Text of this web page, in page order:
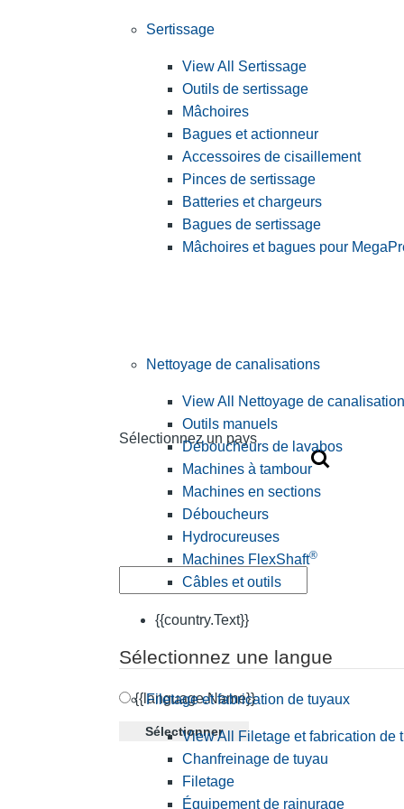
Sélectionnez un pays
{{country.Text}}
Sélectionnez une langue
{{language.Name}}
Sélectionner
Sertissage
View All Sertissage
Outils de sertissage
Mâchoires
Bagues et actionneur
Accessoires de cisaillement
Pinces de sertissage
Batteries et chargeurs
Bagues de sertissage
Mâchoires et bagues pour
Nettoyage de canalisations
View All Nettoyage de
Outils manuels
Déboucheurs de lavabos
Machines à tambour
Machines en sections
Déboucheurs
Hydrocureuses
Machines FlexShaft®
Câbles et outils
Filetage et fabrication de tuyaux
View All Filetage et fabrication de
Chanfreinage de tuyau
Filetage
Équipement de rainurage